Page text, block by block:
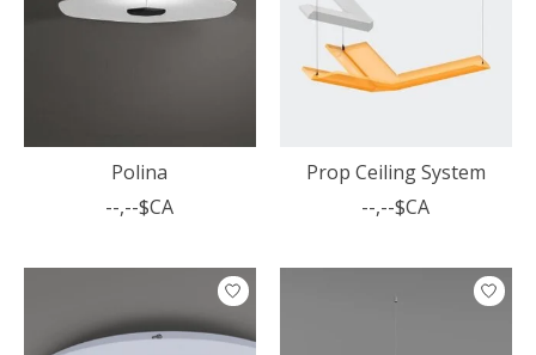
Polina
--,--$CA
Prop Ceiling System
--,--$CA